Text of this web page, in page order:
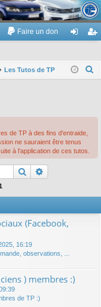
Touran
Faire un don
ne nr
Les Tutos de TP
de TP à des fins d'entraide,
ne sauraient être tenus
à l'application de ces tutos.
Rechercher
(Facebook,
16:19
observations, ...
) membres :)
de TP :)